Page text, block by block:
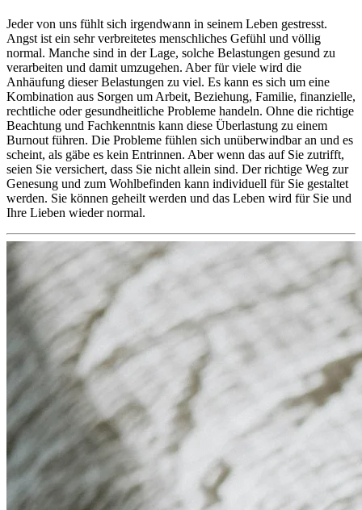
Jeder von uns fühlt sich irgendwann in seinem Leben gestresst.
Angst ist ein sehr verbreitetes menschliches Gefühl und völlig
normal. Manche sind in der Lage, solche Belastungen gesund zu
verarbeiten und damit umzugehen. Aber für viele wird die
Anhäufung dieser Belastungen zu viel. Es kann es sich um eine
Kombination aus Sorgen um Arbeit, Beziehung, Familie, finanzielle,
rechtliche oder gesundheitliche Probleme handeln. Ohne die richtige
Beachtung und Fachkenntnis kann diese Überlastung zu einem
Burnout führen. Die Probleme fühlen sich unüberwindbar an und es
scheint, als gäbe es kein Entrinnen. Aber wenn das auf Sie zutrifft,
seien Sie versichert, dass Sie nicht allein sind. Der richtige Weg zur
Genesung und zum Wohlbefinden kann individuell für Sie gestaltet
werden. Sie können geheilt werden und das Leben wird für Sie und
Ihre Lieben wieder normal.